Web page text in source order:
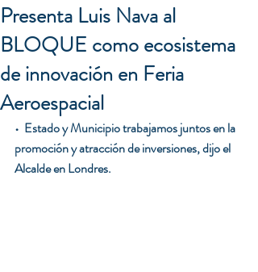
Presenta Luis Nava al
BLOQUE como ecosistema
de innovación en Feria
Aeroespacial
•  Estado y Municipio trabajamos juntos en la
promoción y atracción de inversiones, dijo el
Alcalde en Londres.